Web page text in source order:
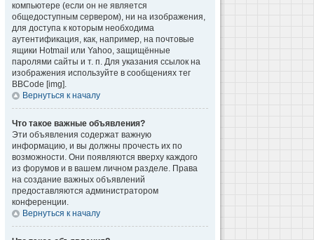
компьютере (если он не является
общедоступным сервером), ни на изображения,
для доступа к которым необходима
аутентификация, как, например, на почтовые
ящики Hotmail или Yahoo, защищённые
паролями сайты и т. п. Для указания ссылок на
изображения используйте в сообщениях тег
BBCode [img].
Вернуться к началу
Что такое важные объявления?
Эти объявления содержат важную
информацию, и вы должны прочесть их по
возможности. Они появляются вверху каждого
из форумов и в вашем личном разделе. Права
на создание важных объявлений
предоставляются администратором
конференции.
Вернуться к началу